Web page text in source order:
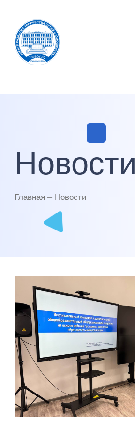
Новости
Главная — Новости